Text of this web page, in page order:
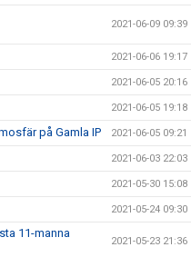
2021-06-09 09:39
2021-06-06 19:17
2021-06-05 20:16
2021-06-05 19:18
på Gamla IP 2021-06-05 09:21
2021-06-03 22:03
2021-05-30 15:08
2021-05-24 09:30
11-manna
2021-05-23 21:36